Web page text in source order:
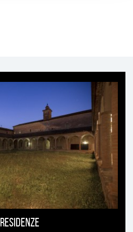
Residenze